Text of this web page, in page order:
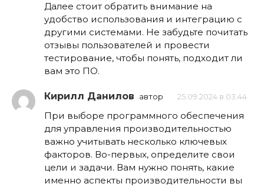
Далее стоит обратить внимание на
удобство использования и интеграцию с
другими системами. Не забудьте почитать
отзывы пользователей и провести
тестирование, чтобы понять, подходит ли
вам это ПО.
Кирилл Данилов автор 25.09.2024 в 03:44
При выборе программного обеспечения
для управления производительностью
важно учитывать несколько ключевых
факторов. Во-первых, определите свои
цели и задачи. Вам нужно понять, какие
именно аспекты производительности вы